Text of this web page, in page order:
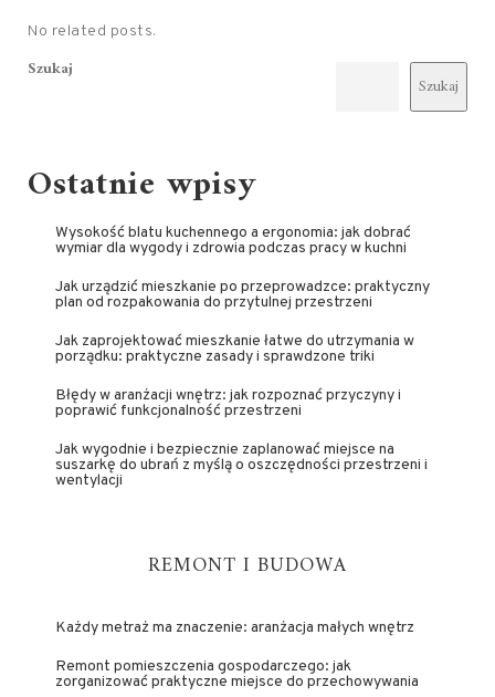
No related posts.
Szukaj
Szukaj
Ostatnie wpisy
Wysokość blatu kuchennego a ergonomia: jak dobrać
wymiar dla wygody i zdrowia podczas pracy w kuchni
Jak urządzić mieszkanie po przeprowadzce: praktyczny
plan od rozpakowania do przytulnej przestrzeni
Jak zaprojektować mieszkanie łatwe do utrzymania w
porządku: praktyczne zasady i sprawdzone triki
Błędy w aranżacji wnętrz: jak rozpoznać przyczyny i
poprawić funkcjonalność przestrzeni
Jak wygodnie i bezpiecznie zaplanować miejsce na
suszarkę do ubrań z myślą o oszczędności przestrzeni i
wentylacji
REMONT I BUDOWA
Każdy metraż ma znaczenie: aranżacja małych wnętrz
Remont pomieszczenia gospodarczego: jak
zorganizować praktyczne miejsce do przechowywania